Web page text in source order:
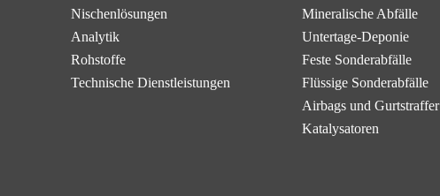
Nischen­lösungen
Analytik
Rohstoffe
Technische Dienstleistungen
Mineralische Abfälle
Untertage-Deponie
Feste Sonderabfälle
Flüssige Sonderabfälle
Airbags und Gurtstraffer
Katalysatoren